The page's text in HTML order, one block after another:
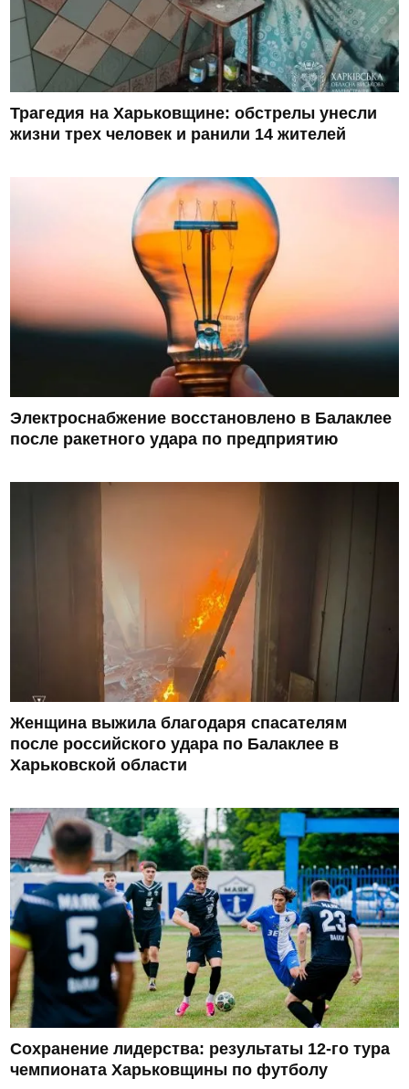
Трагедия на Харьковщине: обстрелы унесли
жизни трех человек и ранили 14 жителей
Электроснабжение восстановлено в Балаклее
после ракетного удара по предприятию
Женщина выжила благодаря спасателям
после российского удара по Балаклее в
Харьковской области
Сохранение лидерства: результаты 12-го тура
чемпионата Харьковщины по футболу